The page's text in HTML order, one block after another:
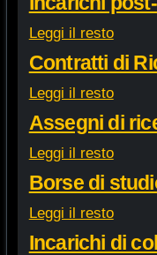
Leggi il resto
Contratti di
Leggi il resto
Assegni di
Leggi il resto
Borse di
Leggi il resto
Incarichi di